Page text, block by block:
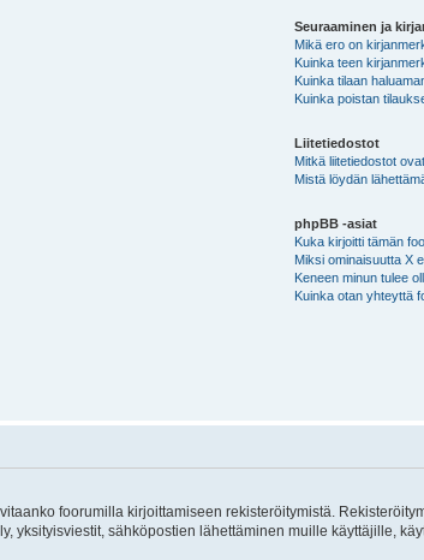
Seuraaminen ja
Mikä ero on
Kuinka teen
Kuinka tilaan
Kuinka poistan
Liitetiedostot
Mitkä liitetiedostot
Mistä löydän
phpBB -asiat
Kuka kirjoitti tämän
Miksi ominaisuutta X
Keneen minun tulee
Kuinka otan yhteyttä
foorumilla kirjoittamiseen rekisteröitymistä.
yksityisviestit, sähköpostien lähettäminen muille käyttäjille,